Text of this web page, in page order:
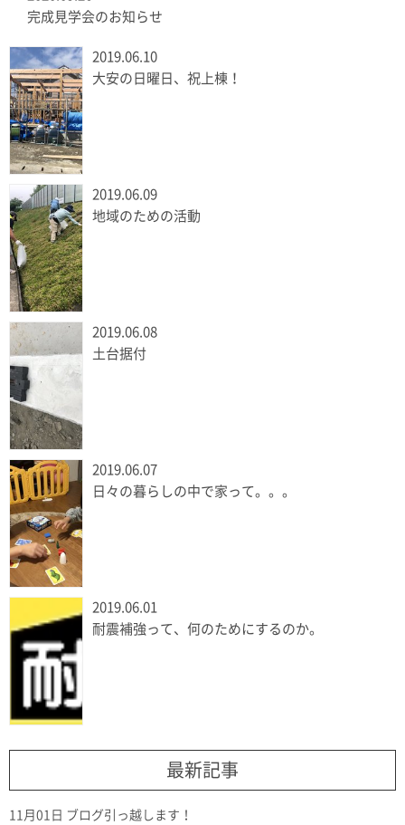
完成見学会のお知らせ
2019.06.10
大安の日曜日、祝上棟！
2019.06.09
地域のための活動
2019.06.08
土台据付
2019.06.07
日々の暮らしの中で家って。。。
2019.06.01
耐震補強って、何のためにするのか。
最新記事
11月01日 ブログ引っ越します！